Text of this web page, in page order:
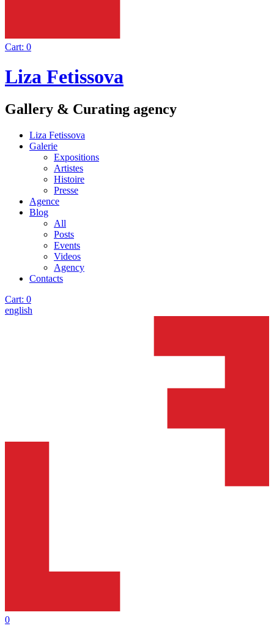
Cart: 0
Liza Fetissova
Gallery & Curating agency
Liza Fetissova
Galerie
Expositions
Artistes
Histoire
Presse
Agence
Blog
All
Posts
Events
Videos
Agency
Contacts
Cart: 0
english
0